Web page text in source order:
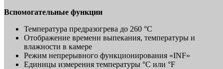
Вспомогательные функции
Температура предразогрева до 260 °C
Отображение времени выпекания, температуры и
влажности в камере
Режим непрерывного функционирования «INF»
Единицы измерения температуры °C или °F